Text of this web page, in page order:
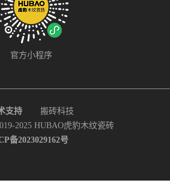
官方小程序
支持
搬砖科技
2025 HUBAO虎豹木纹瓷砖
备2023029162号